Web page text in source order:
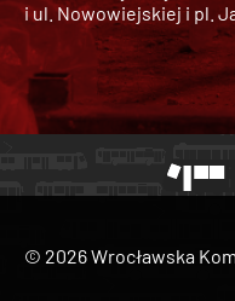
i ul. Nowowiejskiej i pl.
© 2026 Wrocławska